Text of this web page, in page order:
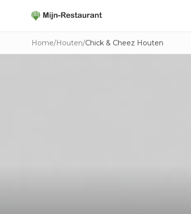
Home/Houten/Chick & Cheez Houten